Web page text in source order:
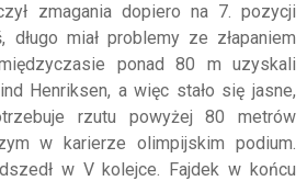
zmagania dopiero na 7. pozycji
długo miał problemy ze złapaniem
ponad 80 m uzyskali
Henriksen, a więc stało się jasne,
rzutu powyżej 80 metrów
w karierze olimpijskim podium.
w V kolejce. Fajdek w końcu